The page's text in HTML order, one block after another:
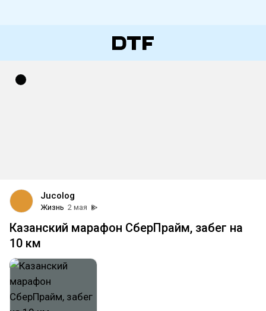
Jucolog
Жизнь 2 мая
Казанский марафон СберПрайм, забег на
10 км